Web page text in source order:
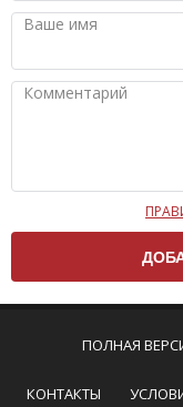
Ваше имя
Комментарий
Чтобы ваш
вам нужно
Не стоит
Пожалуйста,
ПОЛНАЯ
КОНТАКТЫ